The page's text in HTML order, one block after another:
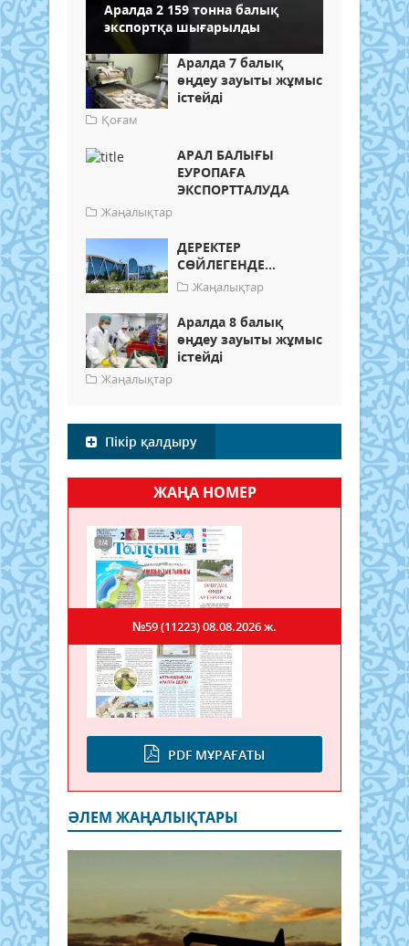
Аралда 2 159 тонна балық
экспортқа шығарылды
Аралда 7 балық
өңдеу зауыты жұмыс
істейді
Қоғам
АРАЛ БАЛЫҒЫ
ЕУРОПАҒА
ЭКСПОРТТАЛУДА
Жаңалықтар
ДЕРЕКТЕР
СӨЙЛЕГЕНДЕ...
Жаңалықтар
Аралда 8 балық
өңдеу зауыты жұмыс
істейді
Жаңалықтар
Пікір қалдыру
ЖАҢА НОМЕР
PDF МҰРАҒАТЫ
№59 (11223)08.08.2026 ж.
ӘЛЕМ ЖАҢАЛЫҚТАРЫ